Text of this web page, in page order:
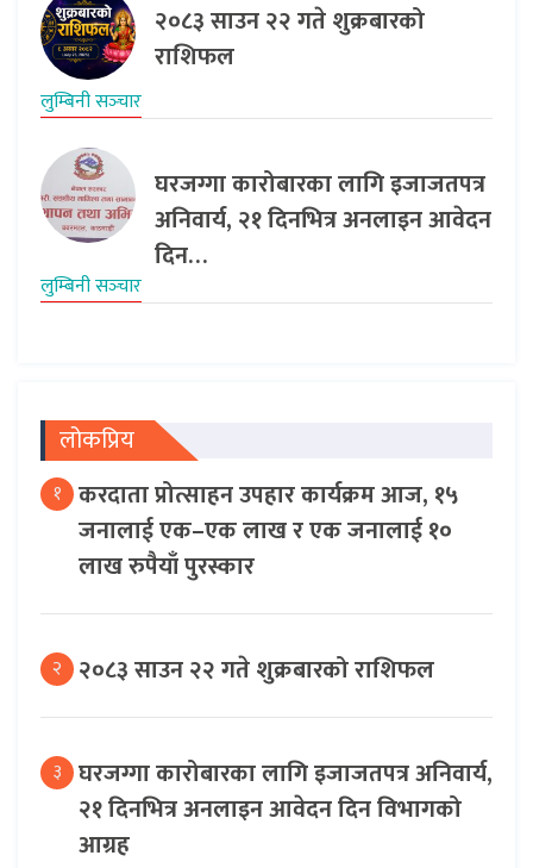
२०८३ साउन २२ गते शुक्रबारको
राशिफल
लुम्बिनी सञ्‍चार
घरजग्गा कारोबारका लागि इजाजतपत्र
अनिवार्य, २१ दिनभित्र अनलाइन आवेदन
दिन…
लुम्बिनी सञ्‍चार
लोकप्रिय
१ करदाता प्रोत्साहन उपहार कार्यक्रम आज, १५
जनालाई एक–एक लाख र एक जनालाई १०
लाख रुपैयाँ पुरस्कार
२ २०८३ साउन २२ गते शुक्रबारको राशिफल
३ घरजग्गा कारोबारका लागि इजाजतपत्र अनिवार्य,
२१ दिनभित्र अनलाइन आवेदन दिन विभागको
आग्रह